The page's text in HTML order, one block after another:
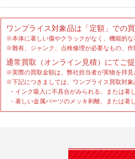
ワンプライス対象品は「定額」での買
※本体に著しい傷やクラックがなく、機能的な
※難有、ジャンク、点検修理が必要なもの、作
通常買取（オンライン見積）にてご
※実際の買取金額は、弊社担当者が実物を拝見
※下記につきましては、ワンプライス買取対象
・インク吸入に不具合がみられる、または著
・著しい金属パーツのメッキ剥離、または著